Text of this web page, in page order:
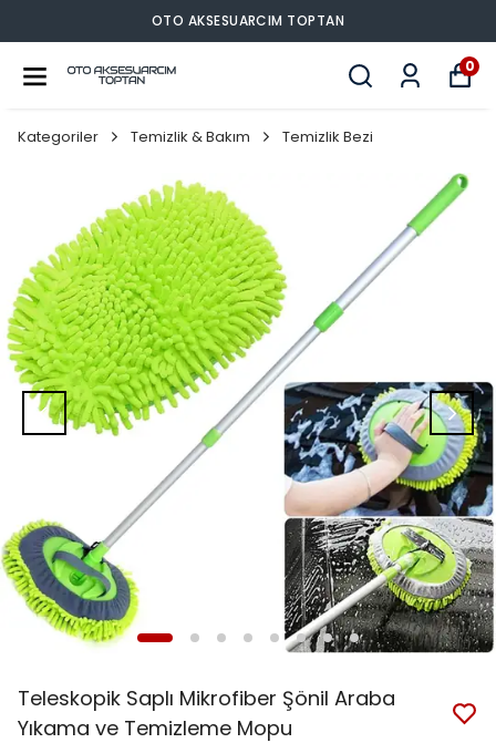
OTO AKSESUARCIM TOPTAN
0
Kategoriler Temizlik & Bakım Temizlik Bezi
Teleskopik Saplı Mikrofiber Şönil Araba
Yıkama ve Temizleme Mopu